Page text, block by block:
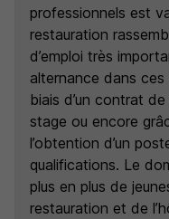
professionnels est
restauration
d’emploi très
alternance dans
biais d’un contrat
stage ou encore
l’obtention d’un
qualifications. Le
plus en plus de
restauration et de